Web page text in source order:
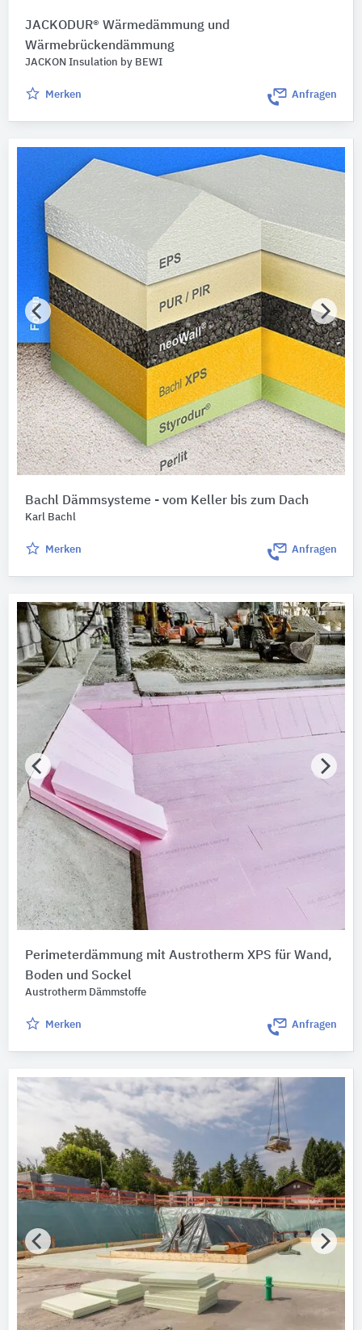
JACKODUR® Wärmedämmung und
Wärmebrückendämmung
JACKON Insulation by BEWI
Merken Anfragen
Bachl Dämmsysteme - vom Keller bis zum Dach
Karl Bachl
Merken Anfragen
Perimeterdämmung mit Austrotherm XPS für Wand,
Boden und Sockel
Austrotherm Dämmstoffe
Merken Anfragen